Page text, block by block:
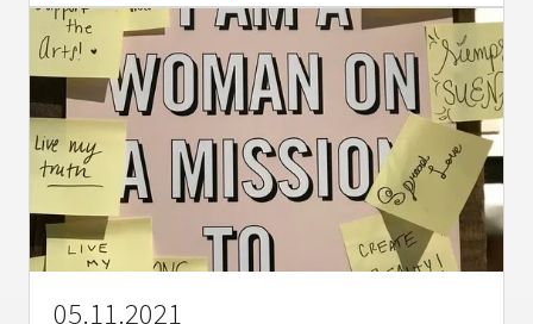
05.11.2021